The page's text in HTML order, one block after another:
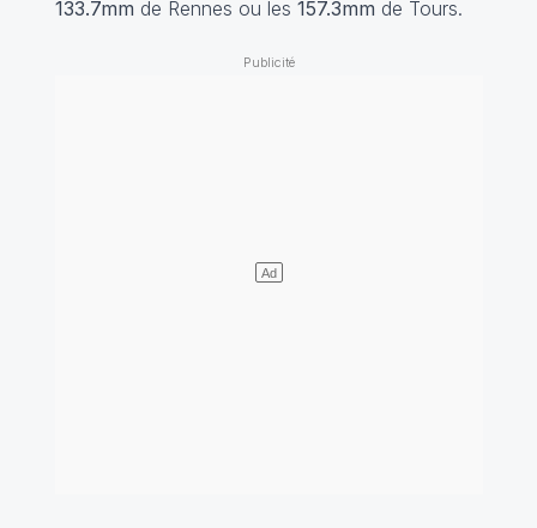
133.7mm de Rennes ou les 157.3mm de Tours.